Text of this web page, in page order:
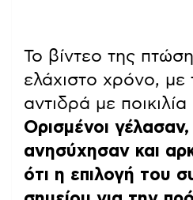
Το βίντεο της
ελάχιστο χρόνο, με
αντιδρά με
Ορισμένοι γέλασαν,
ανησύχησαν και
ότι η επιλογή του